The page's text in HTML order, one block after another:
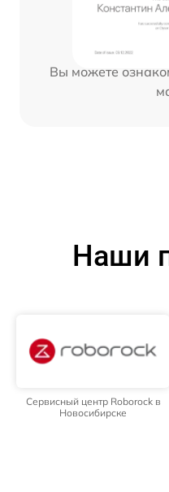
Вы можете
Наши
Сервисный центр Roborock в
Новосибирске